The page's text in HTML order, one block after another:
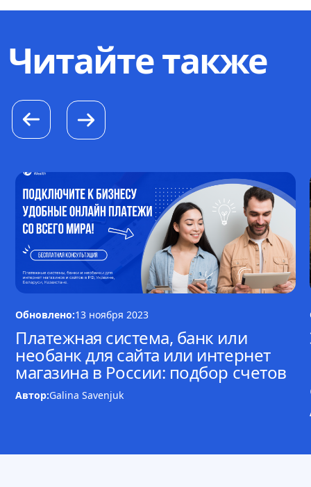
Читайте также
Обновлено:13 ноября 2023
Платежная система, банк или
необанк для сайта или интернет
магазина в России: подбор счетов
Автор:Galina Savenjuk